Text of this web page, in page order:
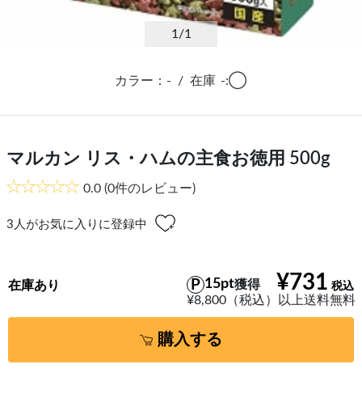
1/1
カラー：- / 在庫 -:◯
マルカン リス・ハムの主食お徳用 500g
0.0 (0件のレビュー)
3 人がお気に入りに登録中
¥731
15pt獲得
¥8,800（税込）以上送料無料
在庫あり
購入する